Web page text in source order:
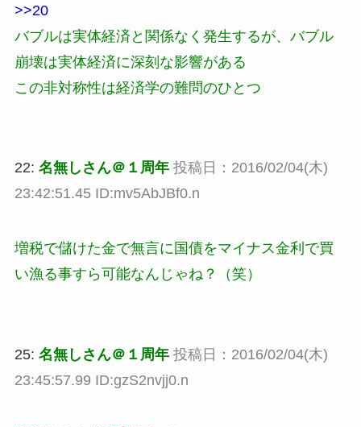
>>20
バブルは実体経済と関係なく発生するが、バブル
崩壊は実体経済に深刻な影響がある
この非対称性は経済学の難問のひとつ
22: 名無しさん＠１周年 投稿日：2016/02/04(木)
23:42:51.45 ID:mv5AbJBf0.n
増税で儲けた金で無言に国債をマイナス金利で買
い漁る事すら可能なんじゃね？（笑）
25: 名無しさん＠１周年 投稿日：2016/02/04(木)
23:45:57.99 ID:gzS2nvjj0.n